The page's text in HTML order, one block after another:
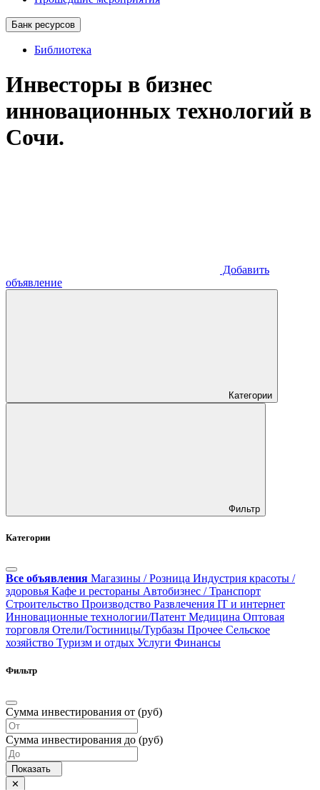
Банк ресурсов
Библиотека
Инвесторы в бизнес
инновационных технологий в
Сочи.
Добавить
объявление
Категории
Фильтр
Категории
Все объявления Магазины / Розница Индустрия красоты /
здоровья Кафе и рестораны Автобизнес / Транспорт
Строительство Производство Развлечения IT и интернет
Инновационные технологии/Патент Медицина Оптовая
торговля Отели/Гостиницы/Турбазы Прочее Сельское
хозяйство Туризм и отдых Услуги Финансы
Фильтр
Сумма инвестирования от (руб)
Сумма инвестирования до (руб)